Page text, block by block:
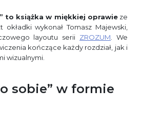
to książka w miękkiej oprawieze
okładki wykonał Tomasz Majewski,
layoutu serii ZROZUM . We
kończące każdy rozdział, jak i
wizualnymi.
sobie” w formie